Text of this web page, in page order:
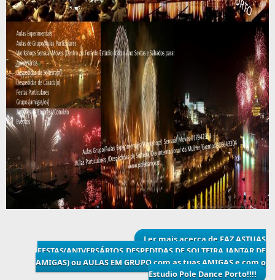
Ler maisacerca de FAZ ASTUAS
FESTAS(ANIVERSÁRIOS,DESPEDIDAS DE SOLTEIRA,JANTAR DE
AMIGAS) ou AULAS EM GRUPO com as tuas AMIGAS e com o
Estudio Pole Dance Porto!!!!